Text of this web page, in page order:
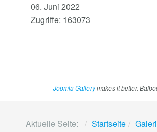
06. Juni 2022
Zugriffe: 163073
Joomla Gallerymakes it better.
Aktuelle Seite: Startseite